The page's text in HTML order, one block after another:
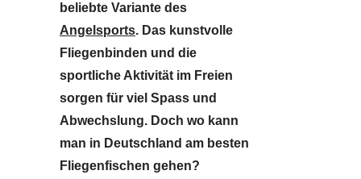
beliebte Variante des
Angelsports. Das kunstvolle
Fliegenbinden und die
sportliche Aktivität im Freien
sorgen für viel Spass und
Abwechslung. Doch wo kann
man in Deutschland am besten
Fliegenfischen gehen?